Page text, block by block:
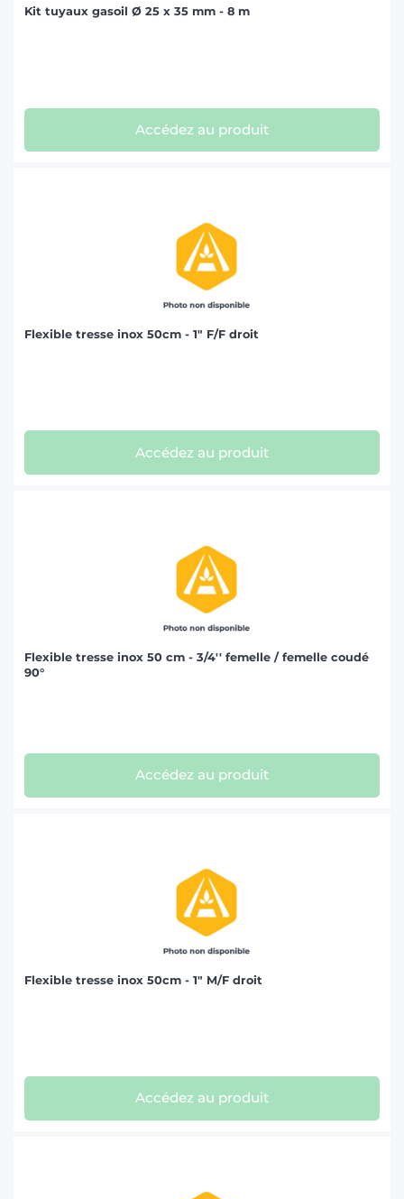
Kit tuyaux gasoil Ø 25 x 35 mm - 8 m
Accédez au produit
Flexible tresse inox 50cm - 1" F/F droit
Accédez au produit
Flexible tresse inox 50 cm - 3/4'' femelle / femelle coudé
90°
Accédez au produit
Flexible tresse inox 50cm - 1" M/F droit
Accédez au produit